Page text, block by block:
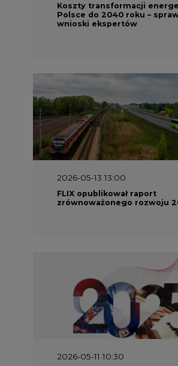
Koszty transformacji
Polsce do 2040 roku –
wnioski ekspertów
2026-05-13 13:00
FLIX opublikował raport
zrównoważonego rozwoju
2026-05-11 10:30